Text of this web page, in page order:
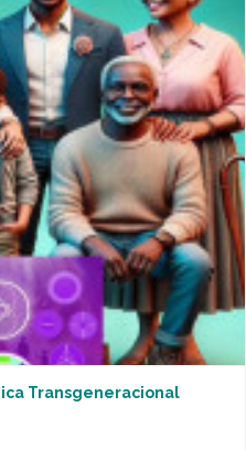
Transgeneracional